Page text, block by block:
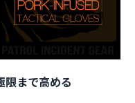
限まで高める